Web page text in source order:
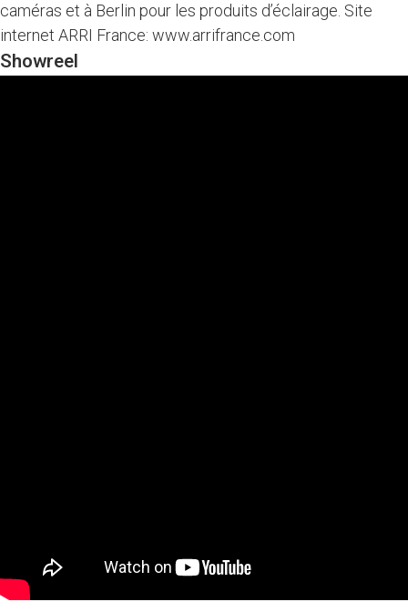
caméras et à Berlin pour les produits d’éclairage. Site
internet ARRI France: www.arrifrance.com
Showreel